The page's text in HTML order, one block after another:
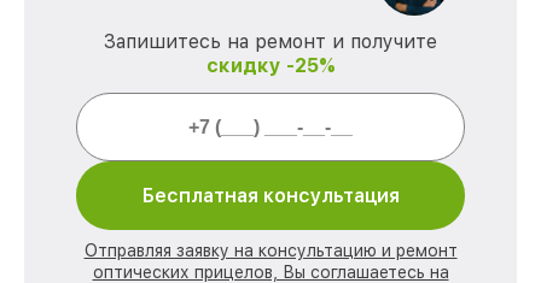
Запишитесь на ремонт и получите
скидку -25%
Бесплатная консультация
Отправляя заявку на консультацию и ремонт
оптических прицелов, Вы соглашаетесь на